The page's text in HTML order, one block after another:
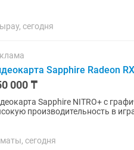
сегодня
Sapphire Radeon
000 ₸
Sapphire NITRO+ с
производительность в
сегодня